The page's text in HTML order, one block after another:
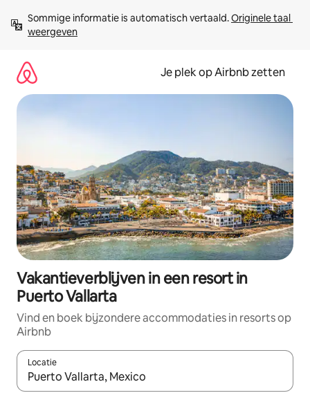
direct
naar
Sommige informatie is automatisch vertaald. Originele taal
weergeven
Je plek op Airbnb zetten
Vakantieverblijven in een resort in
Puerto Vallarta
Vind en boek bijzondere accommodaties in resorts op
Airbnb
Locatie
Wanneer er resultaten beschikbaar zijn, maak je een keuze